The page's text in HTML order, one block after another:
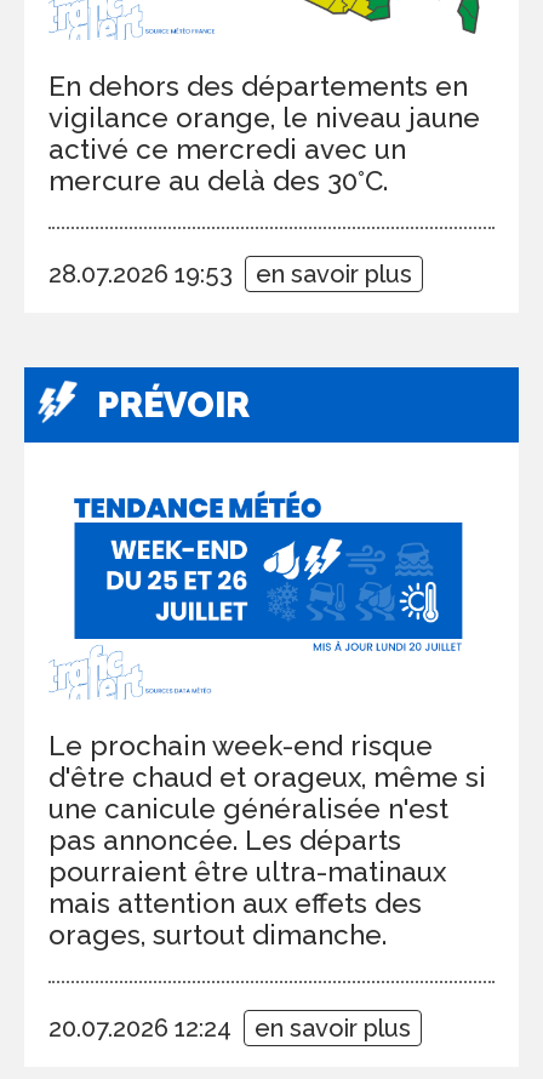
En dehors des départements en
vigilance orange, le niveau jaune
activé ce mercredi avec un
mercure au delà des 30°C.
28.07.2026 19:53 en savoir plus
PRÉVOIR
Le prochain week-end risque
d'être chaud et orageux, même si
une canicule généralisée n'est
pas annoncée. Les départs
pourraient être ultra-matinaux
mais attention aux effets des
orages, surtout dimanche.
20.07.2026 12:24 en savoir plus